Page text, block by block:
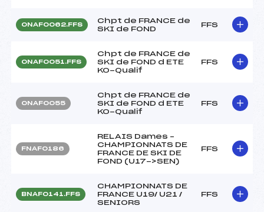
ONAF0062.FFS
Chpt de FRANCE de
SKI de FOND
FFS
ONAF0051.FFS
Chpt de FRANCE de
SKI de FOND d ETE
KO-Qualif
FFS
ONAF0055
Chpt de FRANCE de
SKI de FOND d ETE
KO-Qualif
FFS
FNAF0186
RELAIS Dames –
CHAMPIONNATS DE
FRANCE DE SKI DE
FOND (U17->SEN)
FFS
BNAF0141.FFS
CHAMPIONNATS DE
FRANCE U19/ U21 /
SENIORS
FFS